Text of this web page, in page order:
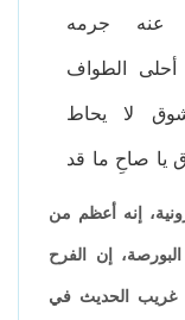
عنه جرمه
أحلى الطواف
لا يحاط
يا صاحِ ما قد
إنه أعظم من
إن الفرح
غريب الحديث في